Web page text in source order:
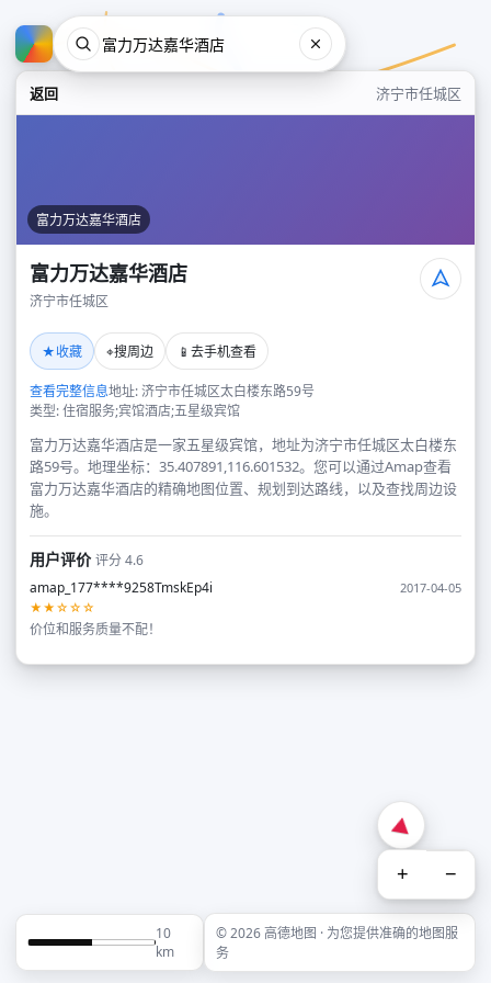
返回 济宁市任城区
富力万达嘉华酒店
富力万达嘉华酒店
济宁市任城区
★收藏 ⌖搜周边 📱 去手机查看
查看完整信息地址: 济宁市任城区太白楼东路59号
类型: 住宿服务;宾馆酒店;五星级宾馆
富力万达嘉华酒店是一家五星级宾馆，地址为济宁市任城区太白楼东
路59号。地理坐标：35.407891,116.601532。您可以通过Amap查看
富力万达嘉华酒店的精确地图位置、规划到达路线，以及查找周边设
施。
用户评价评分 4.6
amap_177****9258TmskEp4i
2017-04-05
★★☆☆☆
价位和服务质量不配！
+ −
10
km
© 2026 高德地图 · 为您提供准确的地图服
务